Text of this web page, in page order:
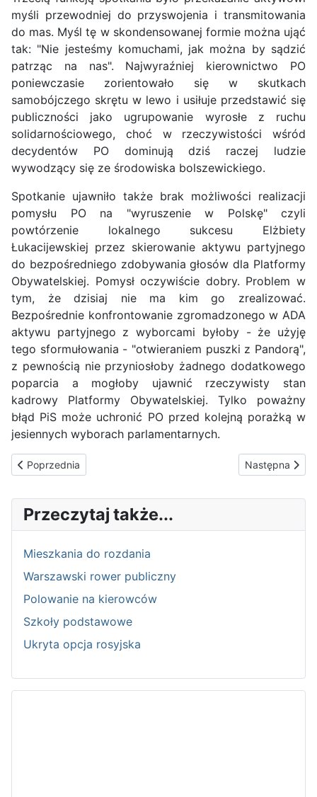
myśli przewodniej do przyswojenia i transmitowania
do mas. Myśl tę w skondensowanej formie można ująć
tak: "Nie jesteśmy komuchami, jak można by sądzić
patrząc na nas". Najwyraźniej kierownictwo PO
poniewczasie zorientowało się w skutkach
samobójczego skrętu w lewo i usiłuje przedstawić się
publiczności jako ugrupowanie wyrosłe z ruchu
solidarnościowego, choć w rzeczywistości wśród
decydentów PO dominują dziś raczej ludzie
wywodzący się ze środowiska bolszewickiego.
Spotkanie ujawniło także brak możliwości realizacji
pomysłu PO na "wyruszenie w Polskę" czyli
powtórzenie lokalnego sukcesu Elżbiety
Łukacijewskiej przez skierowanie aktywu partyjnego
do bezpośredniego zdobywania głosów dla Platformy
Obywatelskiej. Pomysł oczywiście dobry. Problem w
tym, że dzisiaj nie ma kim go zrealizować.
Bezpośrednie konfrontowanie zgromadzonego w ADA
aktywu partyjnego z wyborcami byłoby - że użyję
tego sformułowania - "otwieraniem puszki z Pandorą",
z pewnością nie przyniosłoby żadnego dodatkowego
poparcia a mogłoby ujawnić rzeczywisty stan
kadrowy Platformy Obywatelskiej. Tylko poważny
błąd PiS może uchronić PO przed kolejną porażką w
jesiennych wyborach parlamentarnych.
Poprzednia strona: Tajne umowy i tajne łapówki
Poprzednia Następna
Następna
Przeczytaj także...
Mieszkania do rozdania
Warszawski rower publiczny
Polowanie na kierowców
Szkoły podstawowe
Ukryta opcja rosyjska